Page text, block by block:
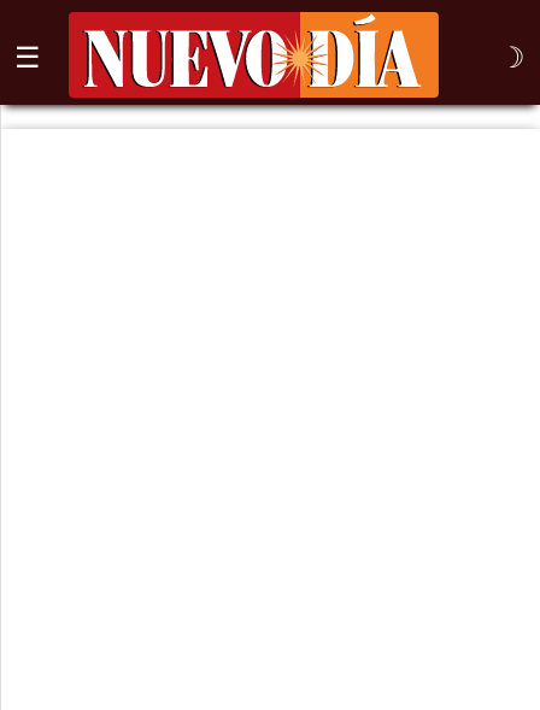
☰ ☽
⌕